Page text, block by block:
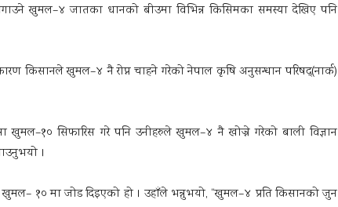
खुमल–४ जातका धानको बीउमा विभिन्न किसिमका समस्या देखिए पनि
किसानले खुमल–४ नै रोप्न चाहने गरेको नेपाल कृषि अनुसन्धान परिषद्(नार्क)
खुमल–१० सिफारिस गरे पनि उनीहरुले खुमल–४ नै खोज्ने गरेको बाली विज्ञान
।
१० मा जोड दिइएको हो । उहाँले भन्नुभयो, “खुमल–४ प्रति किसानको जुन